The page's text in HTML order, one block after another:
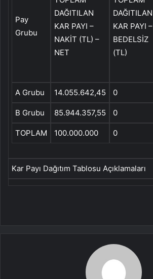
Pay
Grubu
DAĞITILAN
KAR PAYI –
NAKİT (TL) –
NET
DAĞITILAN
KAR PAYI –
BEDELSİZ
(TL)
A Grubu 14.055.642,45 0
B Grubu 85.944.357,55 0
TOPLAM 100.000.000 0
Kar Payı Dağıtım Tablosu Açıklamaları